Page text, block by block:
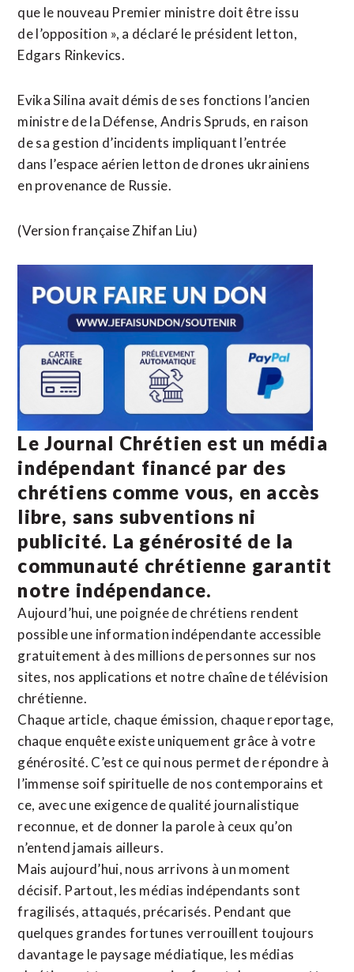
que le nouveau Premier ministre doit être issu
de l’opposition », a déclaré le président letton,
Edgars Rinkevics.
Evika Silina avait démis de ses fonctions l’ancien
ministre de la Défense, Andris Spruds, en raison
de sa gestion d’incidents impliquant l’entrée
dans l’espace aérien letton de drones ukrainiens
en provenance de Russie.
(Version française Zhifan Liu)
Le Journal Chrétien est un média
indépendant financé par des
chrétiens comme vous, en accès
libre, sans subventions ni
publicité. La générosité de la
communauté chrétienne garantit
notre indépendance.
Aujourd’hui, une poignée de chrétiens rendent
possible une information indépendante accessible
gratuitement à des millions de personnes sur nos
sites, nos applications et notre chaîne de télévision
chrétienne.
Chaque article, chaque émission, chaque reportage,
chaque enquête existe uniquement grâce à votre
générosité. C’est ce qui nous permet de répondre à
l’immense soif spirituelle de nos contemporains et
ce, avec une exigence de qualité journalistique
reconnue, et de donner la parole à ceux qu’on
n’entend jamais ailleurs.
Mais aujourd’hui, nous arrivons à un moment
décisif. Partout, les médias indépendants sont
fragilisés, attaqués, précarisés. Pendant que
quelques grandes fortunes verrouillent toujours
davantage le paysage médiatique, les médias